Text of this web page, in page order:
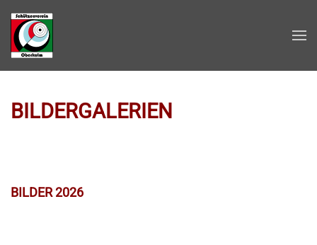
Zum Hauptinhalt springen
BILDERGALERIEN
BILDER 2026